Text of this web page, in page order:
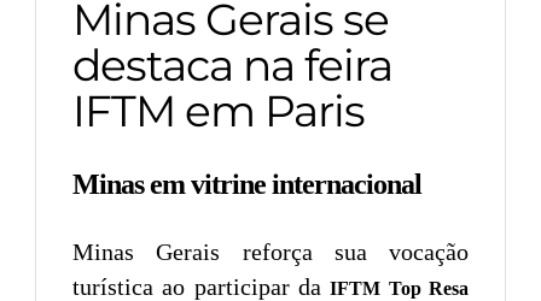
Minas Gerais se
destaca na feira
IFTM em Paris
Minas em vitrine internacional
Minas Gerais reforça sua vocação
turística ao participar daIFTM Top Resa